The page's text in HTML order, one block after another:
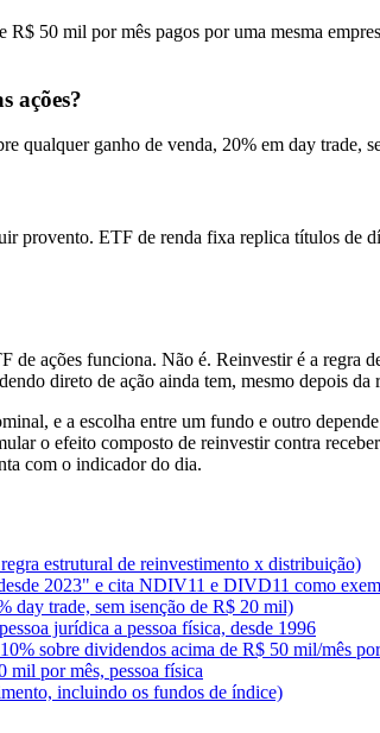
50 mil por mês pagos por uma mesma
ações?
qualquer ganho de venda, 20% em day trade,
provento. ETF de renda fixa replica títulos de
ações funciona. Não é. Reinvestir é a regra
direto de ação ainda tem, mesmo depois da
e a escolha entre um fundo e outro
o efeito composto de reinvestir contra receber
com o indicador do dia.
estrutural de reinvestimento x distribuição)
2023" e cita NDIV11 e DIVD11 como
day trade, sem isenção de R$ 20 mil)
jurídica a pessoa física, desde 1996
sobre dividendos acima de R$ 50 mil/mês
mil por mês, pessoa física
incluindo os fundos de índice)